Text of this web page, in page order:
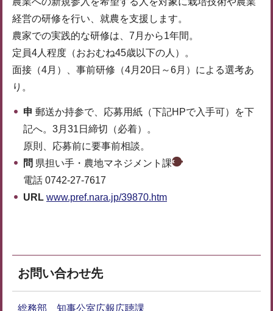
経営の研修を行い、就農を支援します。
農家での実践的な研修は、7月から1年間。
定員4人程度（おおむね45歳以下の人）。
面接（4月）、事前研修（4月20日～6月）による選考あ
り。
申 郵送か持参で、応募用紙（下記HPで入手可）を下
記へ。3月31日締切（必着）。
原則、応募前に要事前相談。
問 県担い手・農地マネジメント課
電話 0742-27-7617
URL www.pref.nara.jp/39870.htm
お問い合わせ先
総務部 知事公室広報広聴課